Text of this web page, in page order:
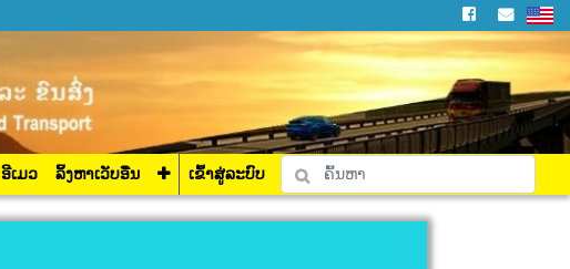
ເຂົ້າສູ່ລະບົບ
ອີເມວ ລິ້ງຫາເວັບອື່ນ ເຂົ້າສູ່ລະບົບ